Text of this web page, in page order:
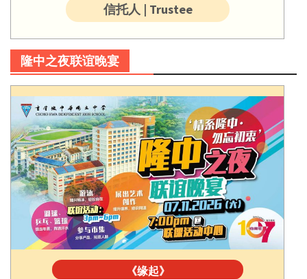
信托人 | Trustee
隆中之夜联谊晚宴
《缘起》